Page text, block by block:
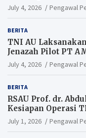
July 4, 2026 Pengawal
BERITA
TNI AU
Jenazah Pilot PT
July 4, 2026 Pengawal
BERITA
RSAU Prof. dr.
Kesiapan Operasi
Andal
July 1, 2026 Pengawal